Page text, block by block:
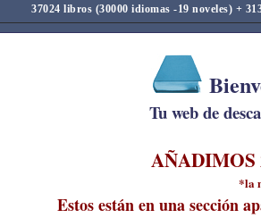
37024 libros (30000 idiomas -19 noveles) +
Tu web de
AÑADIMOS
*la
Estos están en una sección